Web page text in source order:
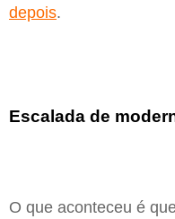
depois.
Escalada de
O que aconteceu é